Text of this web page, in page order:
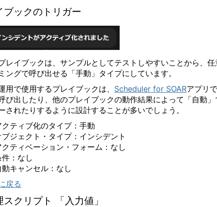
ブックのトリガー
レイブックは、サンプルとしてテストしやすいことから、任
ングで呼び出せる「手動」タイプにしています。
用で使用するプレイブックは、 Scheduler for SOARアプリ
び出したり、他のプレイブックの動作結果によって「自動」
されたりするように設計することが多いでしょう。
クティブ化のタイプ：手動
ブジェクト・タイプ：インシデント
クティベーション・フォーム：なし
件：なし
動キャンセル：なし
戻る
スクリプト 「入力値」